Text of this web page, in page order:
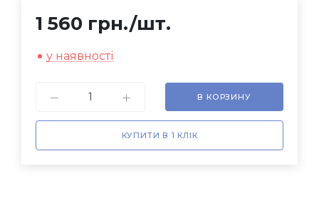
1 560 грн./шт.
у наявності
В КОРЗИНУ
КУПИТИ В 1 КЛІК